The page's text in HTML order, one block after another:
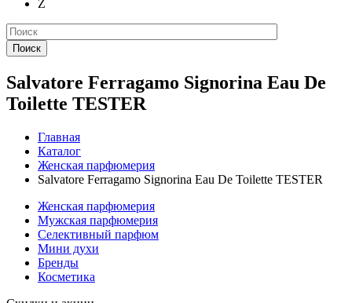
Z
Поиск
Salvatore Ferragamo Signorina Eau De
Toilette TESTER
Главная
Каталог
Женская парфюмерия
Salvatore Ferragamo Signorina Eau De Toilette TESTER
Женская парфюмерия
Мужская парфюмерия
Селективный парфюм
Мини духи
Бренды
Косметика